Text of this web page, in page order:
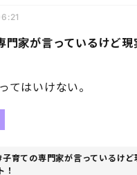
門家が言っているけど現
てはいけない。
子育ての専門家が言っているけど
！